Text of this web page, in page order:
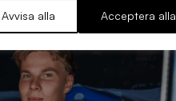
Avvisa alla Acceptera alla